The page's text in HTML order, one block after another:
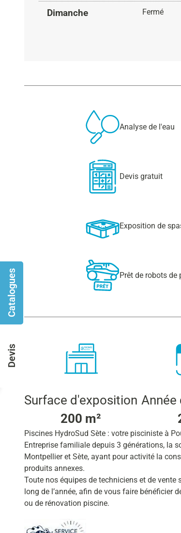
Catalogues
Devis
Dimanche Fermé
Analyse de l'eau
Devis gratuit
Exposition de
Prêt de robots de
Surface d'exposition
200 m²
Année
Piscines HydroSud Sète : votre pisciniste à
Entreprise familiale depuis 3 générations, la
Montpellier et Sète, ayant pour activité la
produits annexes.
Toute nos équipes de techniciens et de
long de l’année, afin de vous faire bénéficier
ou de rénovation piscine.